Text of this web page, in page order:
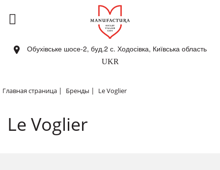
Обухівське шосе-2, буд.2 с. Ходосівка, Київська область
UKR
Главная страница | Бренды | Le Voglier
Le Voglier